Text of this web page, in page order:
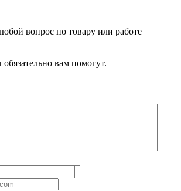
вопрос по товару или работе
вам помогут.